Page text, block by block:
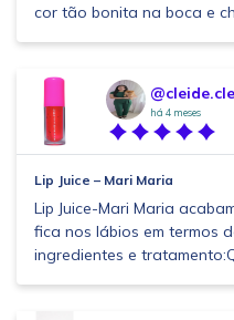
cor tão bonita na boca e
há 4 meses
Lip Juice – Mari Maria
Lip Juice-Mari Maria
fica nos lábios em termos
ingredientes e